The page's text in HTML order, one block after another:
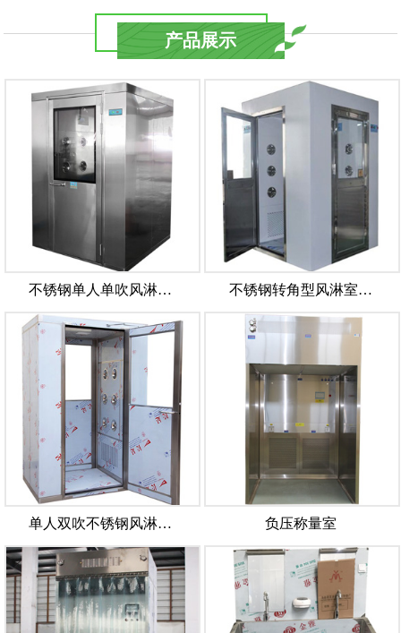
产品展示
不锈钢单人单吹风淋… 不锈钢转角型风淋室…
单人双吹不锈钢风淋… 负压称量室